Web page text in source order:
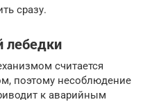
сразу.
лебедки
считается
поэтому несоблюдение
к аварийным